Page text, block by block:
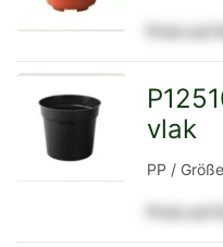
Detailseite
Preis auf
vlak
PP /
Preis auf